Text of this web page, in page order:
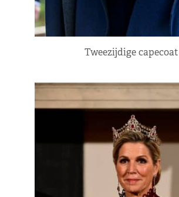
Tweezijdige capecoat